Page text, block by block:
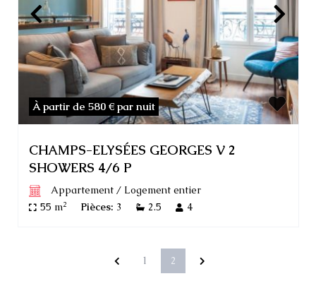
À partir de 580 € par nuit
CHAMPS-ELYSÉES GEORGES V 2
SHOWERS 4/6 P
Appartement/ Logement entier
55 m2 Pièces: 3 2.5 4
1 2